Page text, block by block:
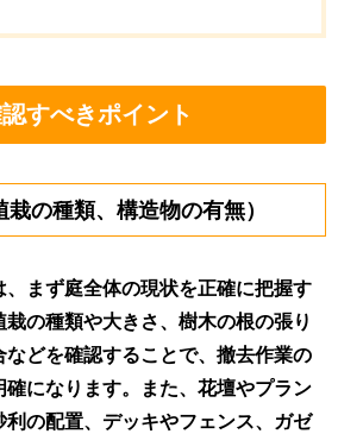
すべきポイント
の種類、構造物の有無）
まず庭全体の現状を正確に把握す
の種類や大きさ、樹木の根の張り
どを確認することで、撤去作業の
になります。また、花壇やプラン
の配置、デッキやフェンス、ガゼ